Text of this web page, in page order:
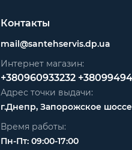
Контакты
mail@santehservis.dp.ua
Интернет магазин:
+380960933232
Адрес точки выдачи:
г.Днепр, Запорожское
Время работы:
Пн-Пт: 09:00-17:00